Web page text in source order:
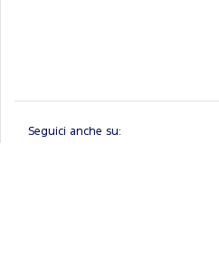
Seguici anche su: